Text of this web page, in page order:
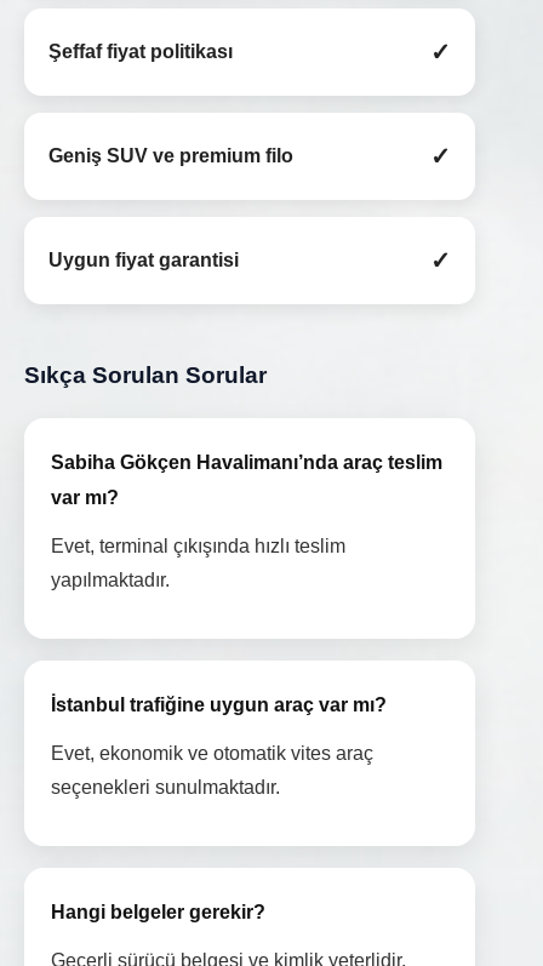
Şeffaf fiyat politikası ✓
Geniş SUV ve premium filo ✓
Uygun fiyat garantisi ✓
Sıkça Sorulan Sorular
Sabiha Gökçen Havalimanı’nda araç teslim
var mı?
Evet, terminal çıkışında hızlı teslim
yapılmaktadır.
İstanbul trafiğine uygun araç var mı?
Evet, ekonomik ve otomatik vites araç
seçenekleri sunulmaktadır.
Hangi belgeler gerekir?
Geçerli sürücü belgesi ve kimlik yeterlidir.